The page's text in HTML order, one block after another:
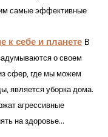
самые эффективные
к себе и планете В
о своем
сфер, где мы можем
является уборка дома.
агрессивные
на здоровье...